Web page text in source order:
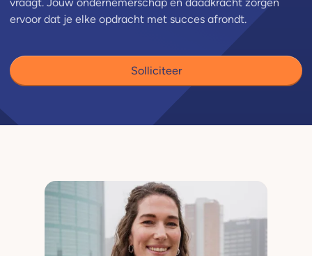
ervoor dat je elke opdracht met succes afrondt.
Solliciteer